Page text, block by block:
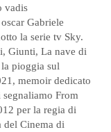
vadis
Gabriele
la serie tv Sky.
Giunti, La nave di
pioggia sul
memoir dedicato
From
per la regia di
del Cinema di